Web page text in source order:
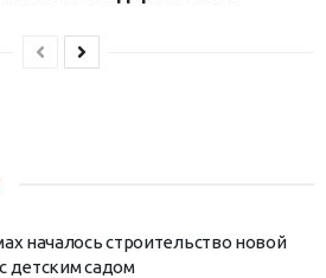
началось строительство новой
детским садом